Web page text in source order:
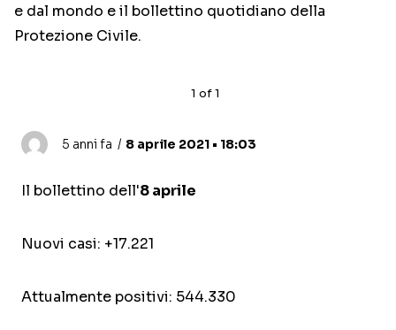
e dal mondo e il bollettino quotidiano della
Protezione Civile.
1 of1
5 anni fa 8 aprile 2021 • 18:03
Il bollettino dell'8 aprile
Nuovi casi: +17.221
Attualmente positivi: 544.330